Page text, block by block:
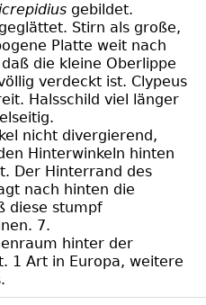
gebildet.
Stirn als große,
Platte weit nach
die kleine Oberlippe
verdeckt ist. Clypeus
Halsschild viel länger
nicht divergierend,
Hinterwinkeln hinten
Der Hinterrand des
nach hinten die
diese stumpf
7.
hinter der
1 Art in Europa, weitere